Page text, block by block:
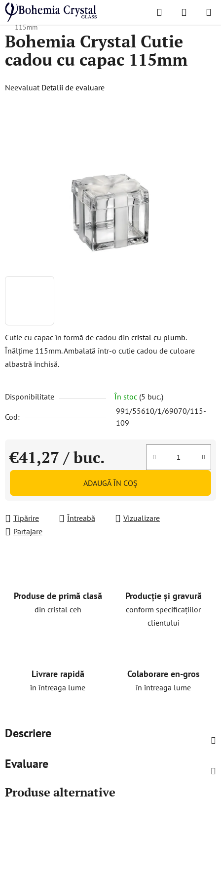
Treci
conținut
Căutare
DE
Acasă
/ Accesorii / Accesorii / Bohemia Crystal Cutie cadou cu capac
115mm
Cutie cu capac în formă de cadou din cristal cu plumb.
Înălțime 115mm. Ambalată într-o cutie cadou de culoare
albastră închisă.
Disponibilitate În stoc (5 buc.)
Cod:
991/55610/1/69070/115-
109
€41,27 / buc.
Evaluare preţ:
ADAUGĂ ÎN COŞ
Tipărire Întreabă
Vizualizare
Partajare
Bohemia Crystal Cutie
cadou cu capac 115mm
Evaluarea
Neevaluat Detalii de evaluare
Produse de primă clasă
din cristal ceh
Producție și gravură
conform specificațiilor
clientului
Livrare rapidă
în întreaga lume
Colaborare en-gros
în întreaga lume
Descriere
Evaluare
Produse alternative